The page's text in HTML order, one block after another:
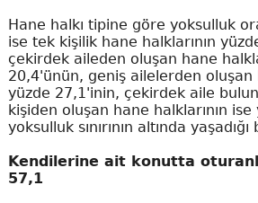
Hane halkı tipine göre yoksulluk
ise tek kişilik hane halklarının
çekirdek aileden oluşan hane
20,4'ünün, geniş ailelerden oluşan
yüzde 27,1'inin, çekirdek aile
kişiden oluşan hane halklarının
yoksulluk sınırının altında
Kendilerine ait konutta
57,1